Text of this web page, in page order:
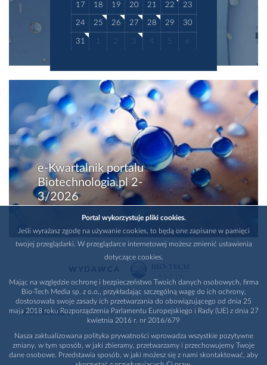
17 18 19 20 21 22 23
24 25 26 27 28 29 30
31 1 2 3 4 5 6
e-Kwartalnik portalu
Biotechnologia.pl 2-
3/2026
PARTNERZY
Portal wykorzystuje pliki cookies.
Jeśli wyrażasz zgodę na używanie cookies, to będą one zapisane w pamięci
twojej przeglądarki. W przeglądarce internetowej możesz zmienić ustawienia
dotyczące cookies.
Mając na względzie ochronę i bezpieczeństwo Twoich danych osobowych, firma
Bio-Tech Media sp. z o.o., przykładając szczególną wagę do ich ochrony,
dostosowała swoje zasady ich przetwarzania do obowiązującego od dnia 25
maja 2018 roku Rozporządzenia Parlamentu Europejskiego i Rady (UE) z dnia 27
kwietnia 2016 r. nr 2016/679
Nasza zaktualizowana polityka prywatności wprowadza wszystkie pozytywne
zmiany, w tym sposób, w jaki zbieramy, przetwarzamy i przechowujemy Twoje
dane osobowe. Przedstawia sposób, w jaki możesz się z nami skontaktować, aby